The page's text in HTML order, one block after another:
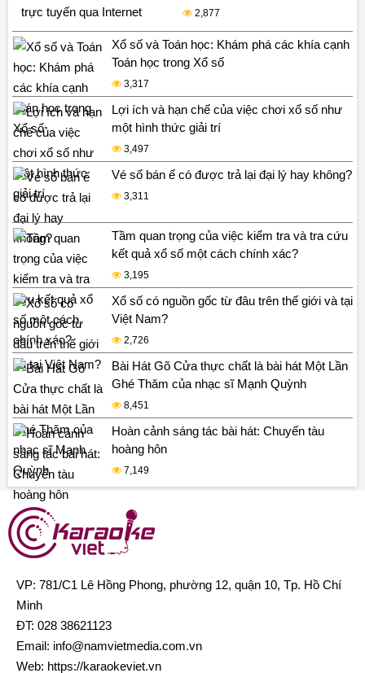
2,877
Xổ số và Toán học: Khám phá các khía cạnh
Toán học trong Xổ số
3,317
Lợi ích và hạn chế của việc chơi xổ số như
một hình thức giải trí
3,497
Vé số bán ế có được trả lại đại lý hay không?
3,311
Tầm quan trọng của việc kiểm tra và tra cứu
kết quả xổ số một cách chính xác?
3,195
Xổ số có nguồn gốc từ đâu trên thế giới và tại
Việt Nam?
2,726
Bài Hát Gõ Cửa thực chất là bài hát Một Lần
Ghé Thăm của nhạc sĩ Mạnh Quỳnh
8,451
Hoàn cảnh sáng tác bài hát: Chuyến tàu
hoàng hôn
7,149
VP: 781/C1 Lê Hồng Phong, phường 12, quận 10, Tp. Hồ Chí
Minh
ĐT: 028 38621123
Email: info@namvietmedia.com.vn
Web: https://karaokeviet.vn